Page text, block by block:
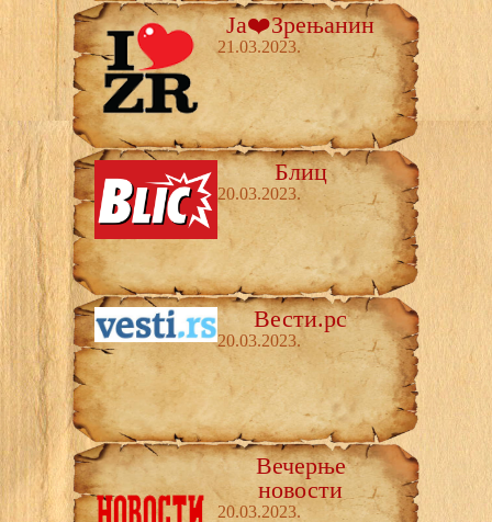
Ја❤️Зрењанин
21.03.2023.
Блиц
20.03.2023.
Вести.рс
20.03.2023.
Вечерње
новости
20.03.2023.